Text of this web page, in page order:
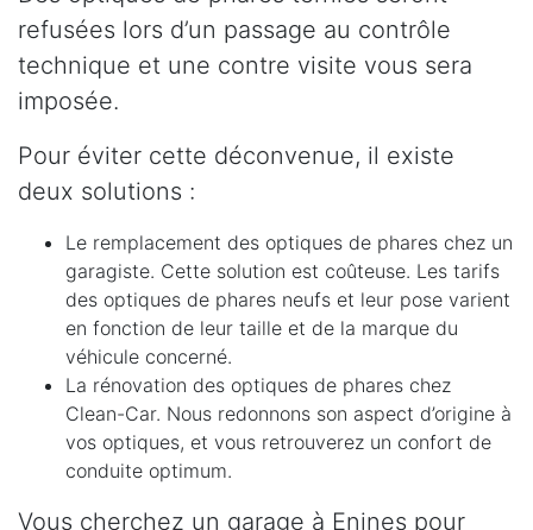
refusées lors d’un passage au contrôle
technique et une contre visite vous sera
imposée.
Pour éviter cette déconvenue, il existe
deux solutions :
Le remplacement des optiques de phares chez un
garagiste. Cette solution est coûteuse. Les tarifs
des optiques de phares neufs et leur pose varient
en fonction de leur taille et de la marque du
véhicule concerné.
La rénovation des optiques de phares chez
Clean-Car. Nous redonnons son aspect d’origine à
vos optiques, et vous retrouverez un confort de
conduite optimum.
Vous cherchez un garage à Enines pour